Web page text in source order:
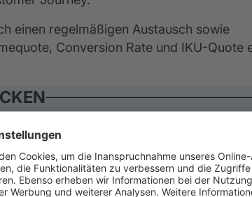
einen regelmäßigen Austausch sowie
Conversion Rate und IKU-Quote
16 Dezember 2025